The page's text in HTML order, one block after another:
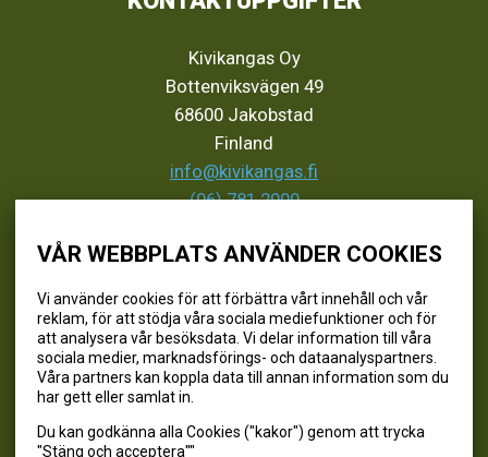
VÅR WEBBPLATS ANVÄNDER COOKIES
Vi använder cookies för att förbättra vårt innehåll och vår
reklam, för att stödja våra sociala mediefunktioner och för
att analysera vår besöksdata. Vi delar information till våra
sociala medier, marknadsförings- och dataanalyspartners.
Våra partners kan koppla data till annan information som du
har gett eller samlat in.
Du kan godkänna alla Cookies ("kakor") genom att trycka
"Stäng och acceptera""
Kivikangas Oy
Bottenviksvägen 49
68600 Jakobstad
Finland
info@kivikangas.fi
(06) 781 2900
SEURAA MEITÄ
@kivikangaskalastus
@kivikangaskasvihuoneet
@kivikangas_kalastus
@kivikangaskasvihuoneet